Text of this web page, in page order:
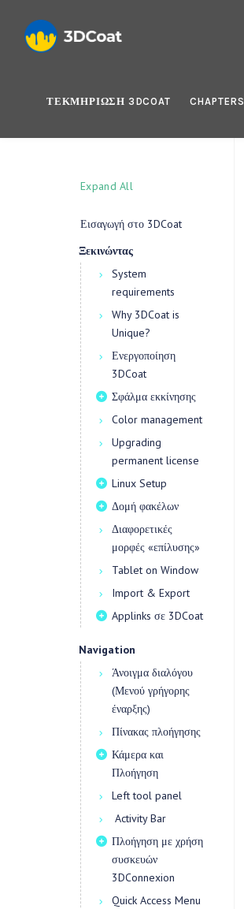
ΤΕΚΜΗΡΊΩΣΗ 3DCOAT CHAPTERS
Expand All
Εισαγωγή στο 3DCoat
Ξεκινώντας
System
requirements
Why 3DCoat is
Unique?
Ενεργοποίηση
3DCoat
Σφάλμα εκκίνησης
Color management
Upgrading
permanent license
Linux Setup
Δομή φακέλων
Διαφορετικές
μορφές «επίλυσης»
Tablet on Window
Import & Export
Applinks σε 3DCoat
Navigation
Άνοιγμα διαλόγου
(Μενού γρήγορης
έναρξης)
Πίνακας πλοήγησης
Κάμερα και
Πλοήγηση
Left tool panel
Activity Bar
Πλοήγηση με χρήση
συσκευών
3DConnexion
Quick Access Menu